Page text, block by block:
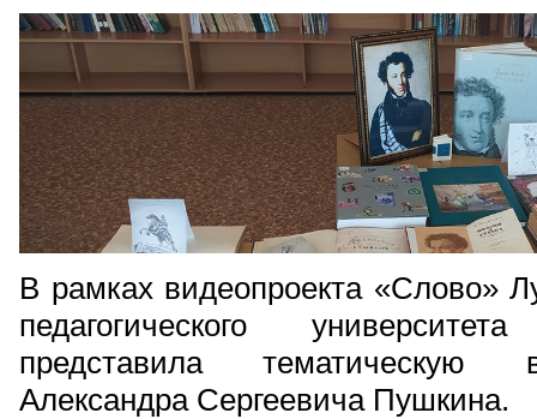
В рамках видеопроекта «Слово»
педагогического
представила тематическую
Александра Сергеевича Пушкина.